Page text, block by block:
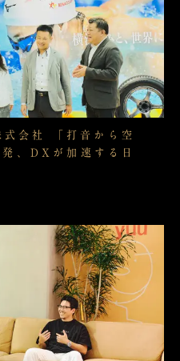
会社 「打音から空
、DXが加速する日